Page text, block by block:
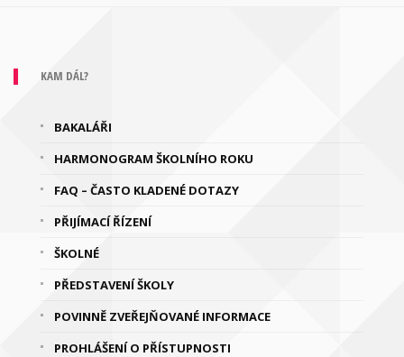
KAM DÁL?
BAKALÁŘI
HARMONOGRAM ŠKOLNÍHO ROKU
FAQ – ČASTO KLADENÉ DOTAZY
PŘIJÍMACÍ ŘÍZENÍ
ŠKOLNÉ
PŘEDSTAVENÍ ŠKOLY
POVINNĚ ZVEŘEJŇOVANÉ INFORMACE
PROHLÁŠENÍ O PŘÍSTUPNOSTI